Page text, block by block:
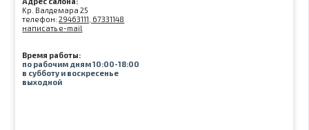
Kр. Валдемара 25
телефон:29463111, 67331148
написать e-mail
Время работы:
по рабочим дням 10:00-18:00
в субботу и воскресенье
выходной